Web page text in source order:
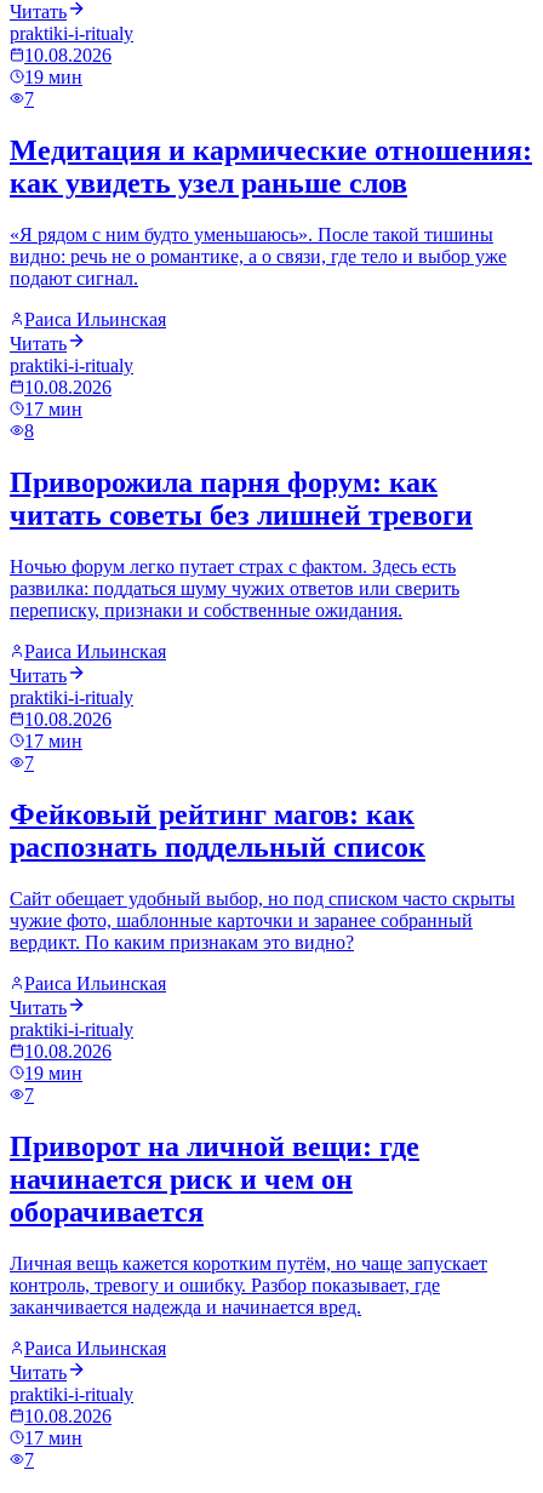
Читать
praktiki-i-ritualy
10.08.2026
19 мин
7
Медитация и кармические отношения:
как увидеть узел раньше слов
«Я рядом с ним будто уменьшаюсь». После такой тишины
видно: речь не о романтике, а о связи, где тело и выбор уже
подают сигнал.
Раиса Ильинская
Читать
praktiki-i-ritualy
10.08.2026
17 мин
8
Приворожила парня форум: как
читать советы без лишней тревоги
Ночью форум легко путает страх с фактом. Здесь есть
развилка: поддаться шуму чужих ответов или сверить
переписку, признаки и собственные ожидания.
Раиса Ильинская
Читать
praktiki-i-ritualy
10.08.2026
17 мин
7
Фейковый рейтинг магов: как
распознать поддельный список
Сайт обещает удобный выбор, но под списком часто скрыты
чужие фото, шаблонные карточки и заранее собранный
вердикт. По каким признакам это видно?
Раиса Ильинская
Читать
praktiki-i-ritualy
10.08.2026
19 мин
7
Приворот на личной вещи: где
начинается риск и чем он
оборачивается
Личная вещь кажется коротким путём, но чаще запускает
контроль, тревогу и ошибку. Разбор показывает, где
заканчивается надежда и начинается вред.
Раиса Ильинская
Читать
praktiki-i-ritualy
10.08.2026
17 мин
7